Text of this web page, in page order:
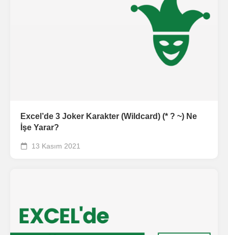
Excel’de 3 Joker Karakter (Wildcard) (* ? ~) Ne
İşe Yarar?
13 Kasım 2021